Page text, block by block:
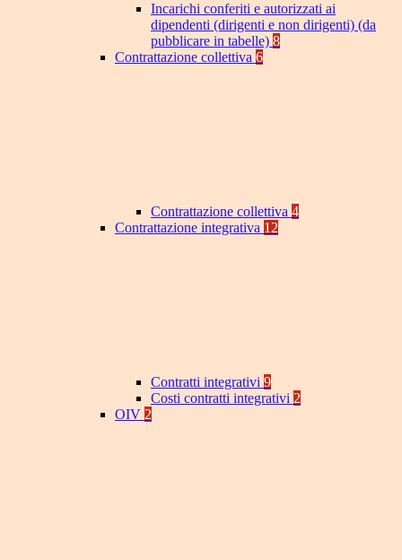
Incarichi conferiti e autorizzati ai
dipendenti (dirigenti e non dirigenti) (da
pubblicare in tabelle) 8
Contrattazione collettiva 6
Contrattazione collettiva 4
Contrattazione integrativa 12
Contratti integrativi 9
Costi contratti integrativi 2
OIV 2